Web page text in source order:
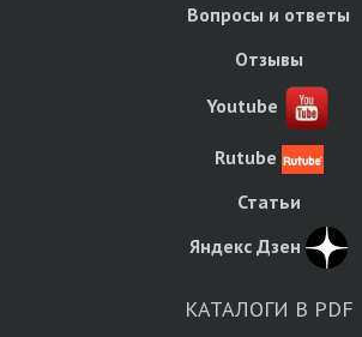
Вопросы и ответы
Отзывы
Youtube
Rutube
Статьи
Яндекс Дзен
КАТАЛОГИ В PDF